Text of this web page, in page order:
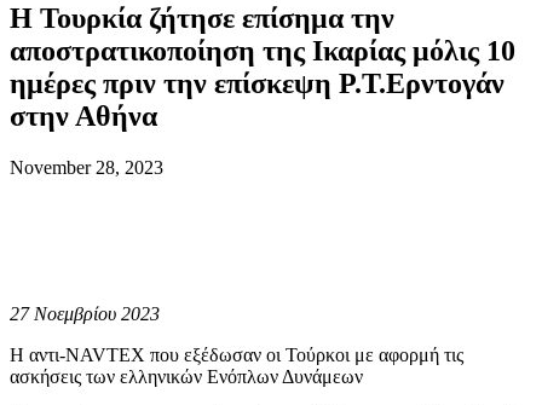
Η Τουρκία ζήτησε επίσημα την
αποστρατικοποίηση της Ικαρίας μόλις 10
ημέρες πριν την επίσκεψη Ρ.Τ.Ερντογάν
στην Αθήνα
November 28, 2023
27 Νοεμβρίου 2023
Η αντι-NAVTEX που εξέδωσαν οι Τούρκοι με αφορμή τις
ασκήσεις των ελληνικών Ενόπλων Δυνάμεων